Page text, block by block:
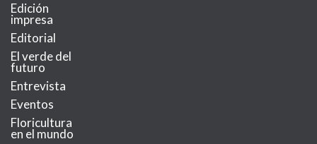
Edición
impresa
Editorial
El verde del
futuro
Entrevista
Eventos
Floricultura
en el mundo